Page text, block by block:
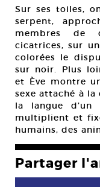
Sur ses toiles,
serpent,
membres de
cicatrices, sur
colorées le
sur noir. Plus
et Ève montre
sexe attaché à
la langue d’un
multiplient et
humains, des
Partager